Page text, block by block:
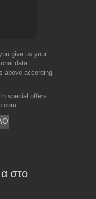
give us your
data
above according
special offers
στο